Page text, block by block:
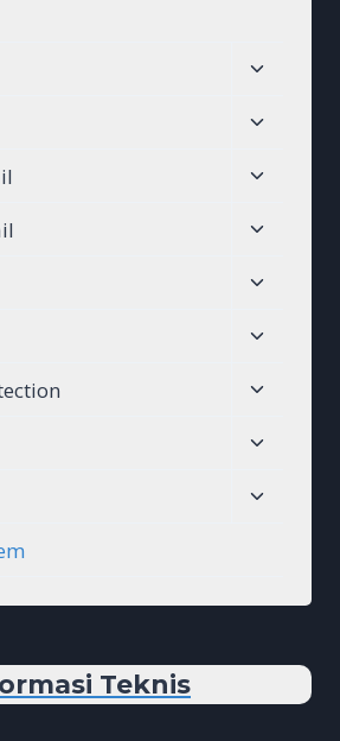
Toggle
menu
Toggle
menu
Toggle
menu
Toggle
menu
Toggle
menu
Toggle
menu
Toggle
menu
Toggle
menu
Toggle
Teknis